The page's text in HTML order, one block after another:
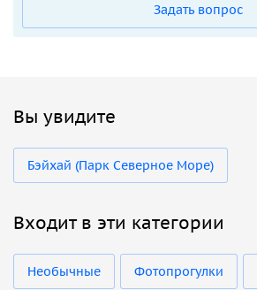
Задать вопрос
Вы увидите
Бэйхай (Парк Северное Море)
Входит в эти категории
Необычные Фотопрогулки